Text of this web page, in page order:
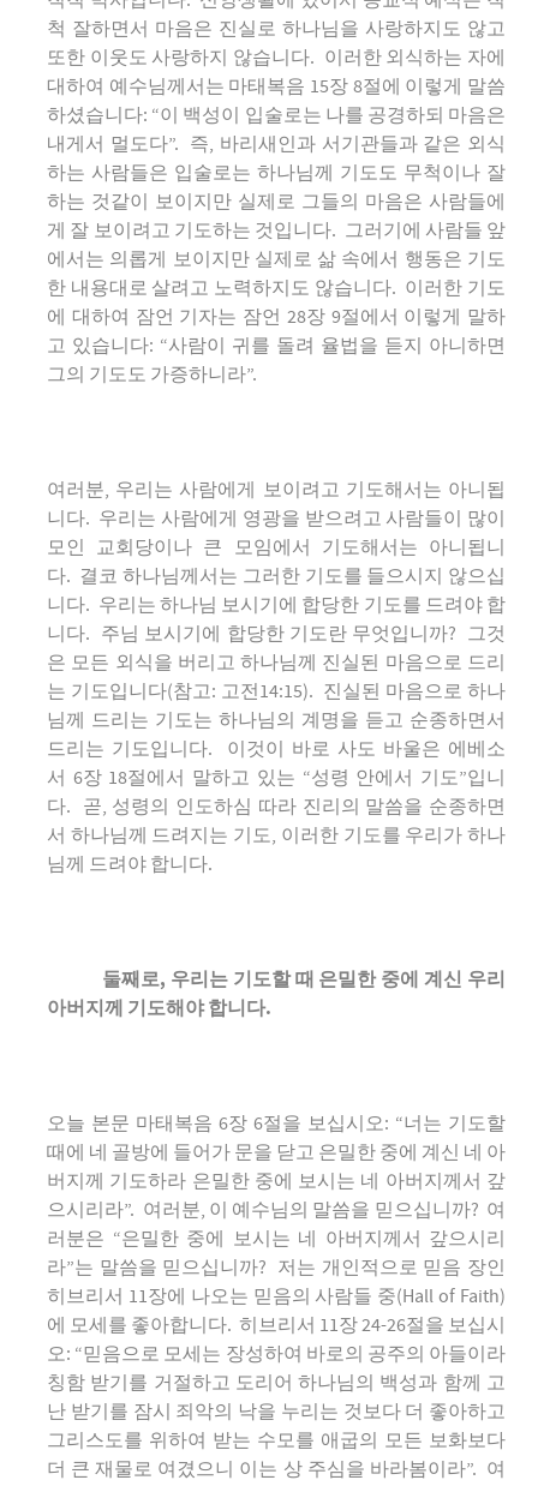
척 잘하면서 마음은 진실로 하나님을 사랑하지도 않고
또한 이웃도 사랑하지 않습니다. 이러한 외식하는 자에
대하여 예수님께서는 마태복음 15장 8절에 이렇게 말씀
하셨습니다: “이 백성이 입술로는 나를 공경하되 마음은
내게서 멀도다”. 즉, 바리새인과 서기관들과 같은 외식
하는 사람들은 입술로는 하나님께 기도도 무척이나 잘
하는 것같이 보이지만 실제로 그들의 마음은 사람들에
게 잘 보이려고 기도하는 것입니다. 그러기에 사람들 앞
에서는 의롭게 보이지만 실제로 삶 속에서 행동은 기도
한 내용대로 살려고 노력하지도 않습니다. 이러한 기도
에 대하여 잠언 기자는 잠언 28장 9절에서 이렇게 말하
고 있습니다: “사람이 귀를 돌려 율법을 듣지 아니하면
그의 기도도 가증하니라”.
여러분, 우리는 사람에게 보이려고 기도해서는 아니됩
니다. 우리는 사람에게 영광을 받으려고 사람들이 많이
모인 교회당이나 큰 모임에서 기도해서는 아니됩니
다. 결코 하나님께서는 그러한 기도를 들으시지 않으십
니다. 우리는 하나님 보시기에 합당한 기도를 드려야 합
니다. 주님 보시기에 합당한 기도란 무엇입니까? 그것
은 모든 외식을 버리고 하나님께 진실된 마음으로 드리
는 기도입니다(참고: 고전14:15). 진실된 마음으로 하나
님께 드리는 기도는 하나님의 계명을 듣고 순종하면서
드리는 기도입니다. 이것이 바로 사도 바울은 에베소
서 6장 18절에서 말하고 있는 “성령 안에서 기도”입니
다. 곧, 성령의 인도하심 따라 진리의 말씀을 순종하면
서 하나님께 드려지는 기도, 이러한 기도를 우리가 하나
님께 드려야 합니다.
둘째로, 우리는 기도할 때 은밀한 중에 계신 우리
아버지께 기도해야 합니다.
오늘 본문 마태복음 6장 6절을 보십시오: “너는 기도할
때에 네 골방에 들어가 문을 닫고 은밀한 중에 계신 네 아
버지께 기도하라 은밀한 중에 보시는 네 아버지께서 갚
으시리라”. 여러분, 이 예수님의 말씀을 믿으십니까? 여
러분은 “은밀한 중에 보시는 네 아버지께서 갚으시리
라”는 말씀을 믿으십니까? 저는 개인적으로 믿음 장인
히브리서 11장에 나오는 믿음의 사람들 중(Hall of Faith)
에 모세를 좋아합니다. 히브리서 11장 24-26절을 보십시
오: “믿음으로 모세는 장성하여 바로의 공주의 아들이라
칭함 받기를 거절하고 도리어 하나님의 백성과 함께 고
난 받기를 잠시 죄악의 낙을 누리는 것보다 더 좋아하고
그리스도를 위하여 받는 수모를 애굽의 모든 보화보다
더 큰 재물로 여겼으니 이는 상 주심을 바라봄이라”. 여